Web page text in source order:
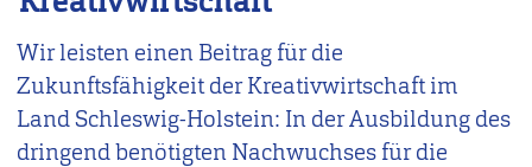
Wir leisten einen Beitrag für die
Zukunftsfähigkeit der Kreativwirtschaft im
Land Schleswig-Holstein: In der Ausbildung des
dringend benötigten Nachwuchses für die